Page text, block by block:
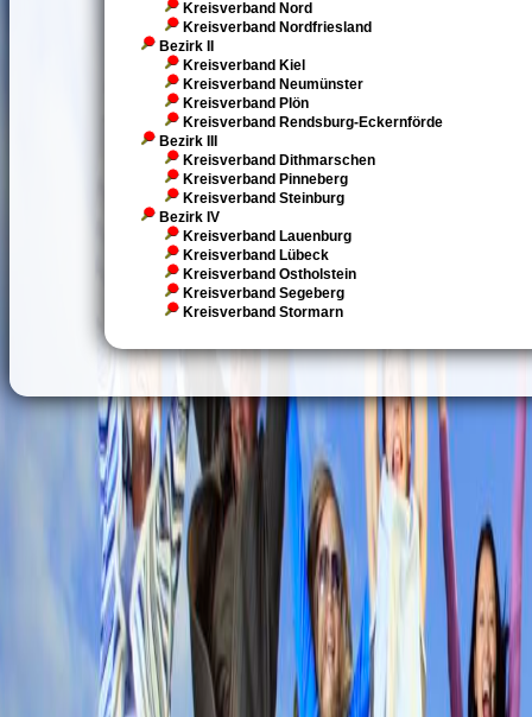
Kreisverband Nord
Kreisverband Nordfriesland
Bezirk II
Kreisverband Kiel
Kreisverband Neumünster
Kreisverband Plön
Kreisverband Rendsburg-Eckernförde
Bezirk III
Kreisverband Dithmarschen
Kreisverband Pinneberg
Kreisverband Steinburg
Bezirk IV
Kreisverband Lauenburg
Kreisverband Lübeck
Kreisverband Ostholstein
Kreisverband Segeberg
Kreisverband Stormarn